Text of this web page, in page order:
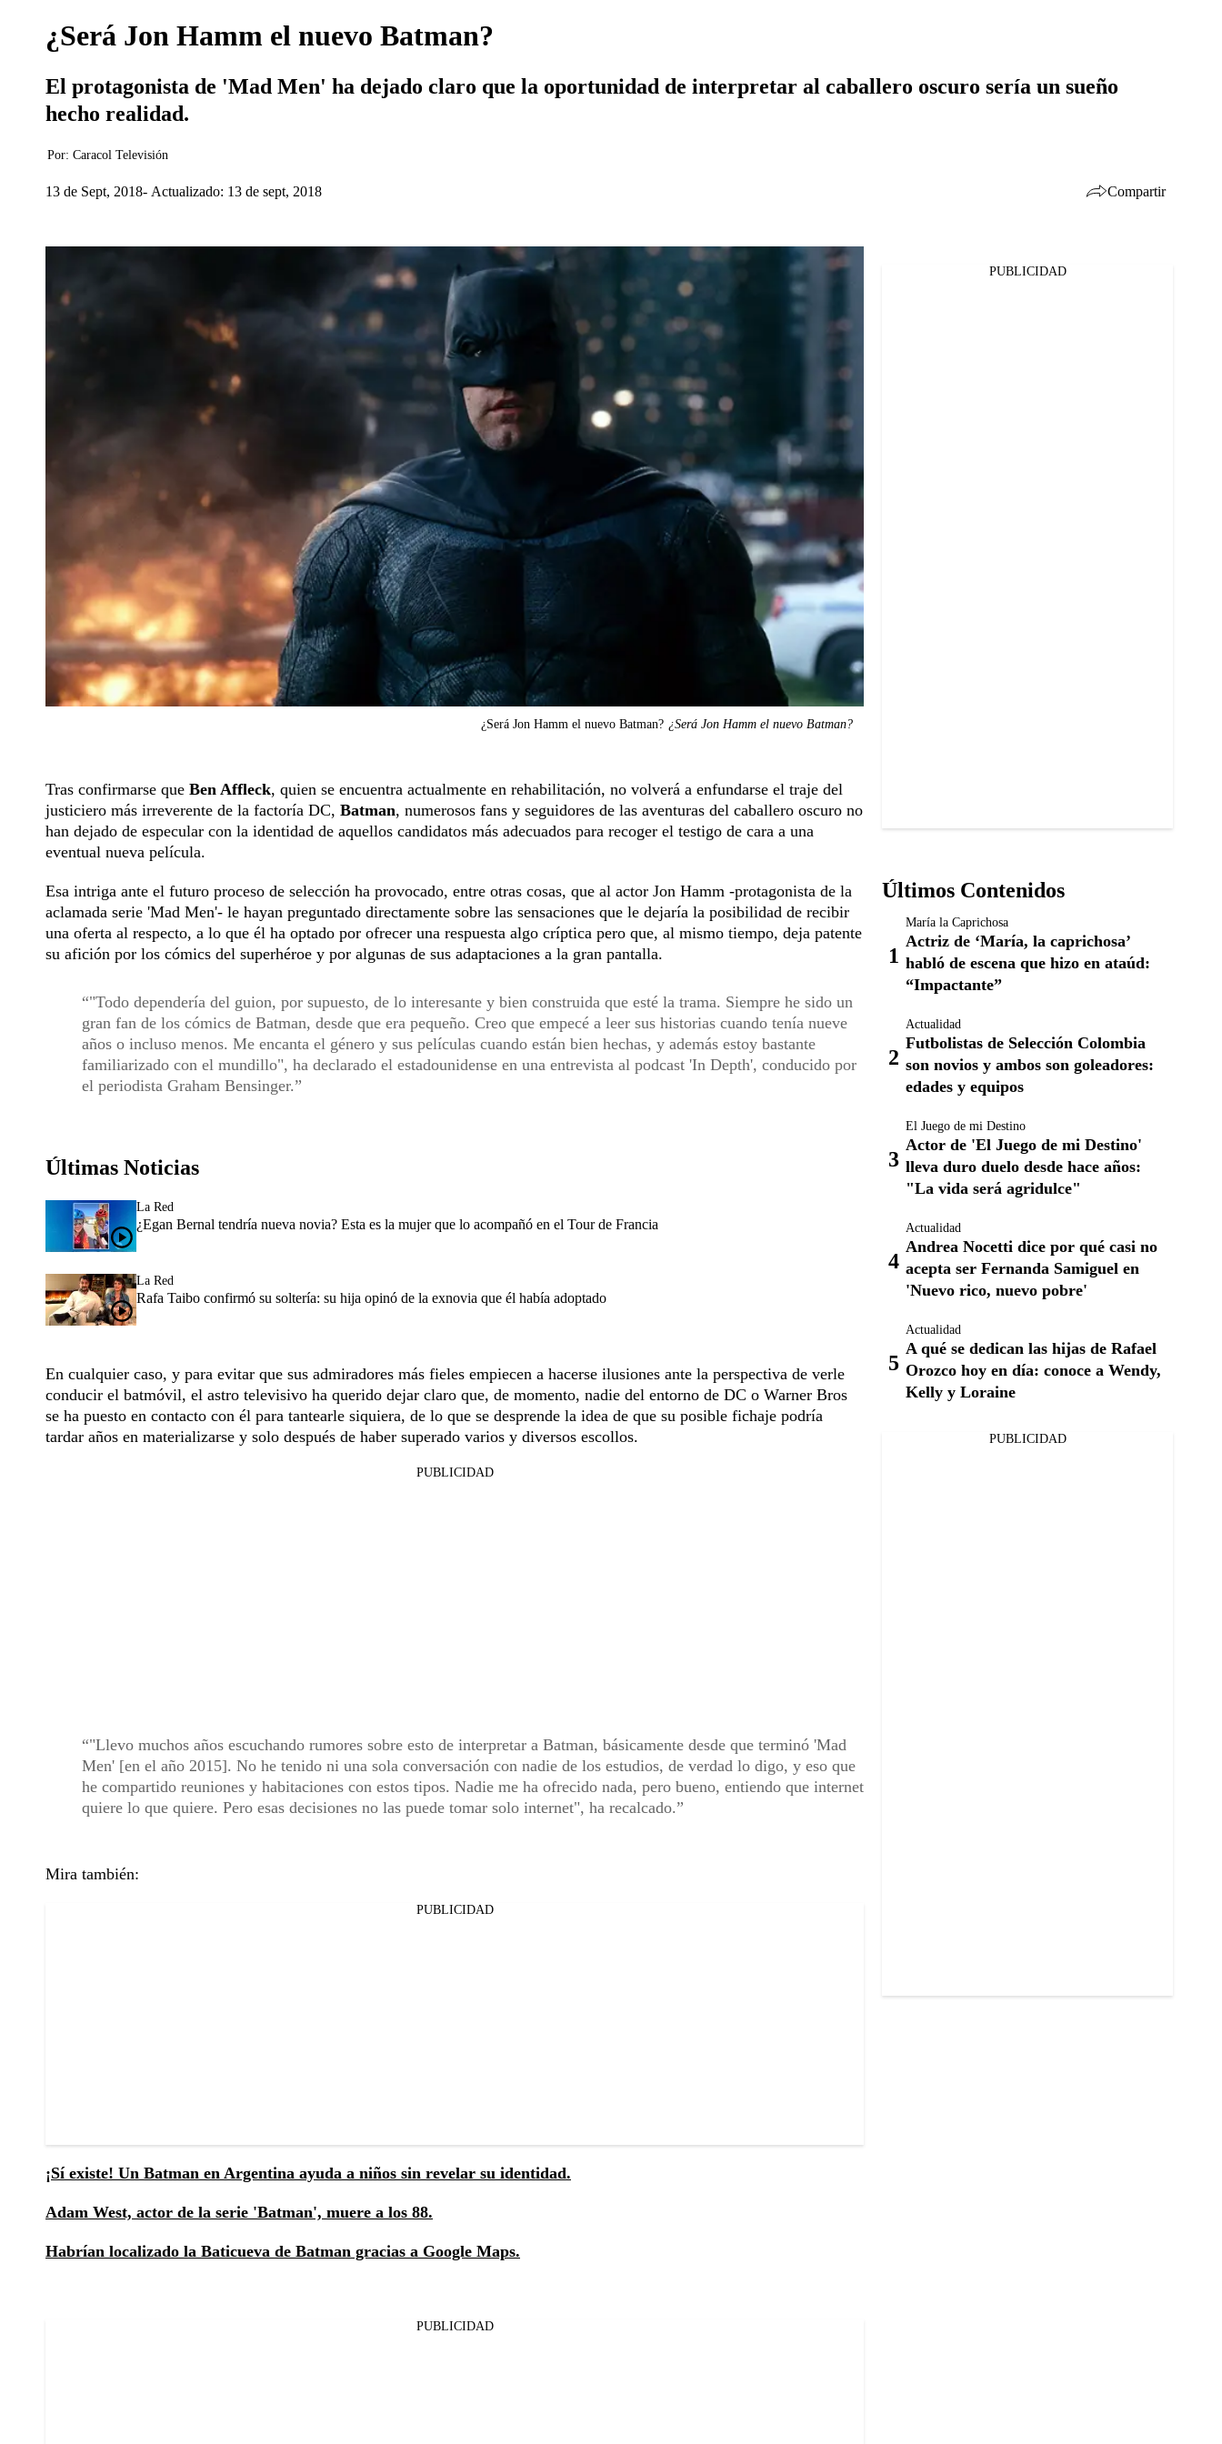
¿Será Jon Hamm el nuevo Batman?
El protagonista de 'Mad Men' ha dejado claro que la oportunidad de interpretar al caballero oscuro sería un sueño
hecho realidad.
Por: Caracol Televisión
13 de Sept, 2018 Actualizado: 13 de sept, 2018 Compartir
¿Será Jon Hamm el nuevo Batman? ¿Será Jon Hamm el nuevo Batman?
Tras confirmarse que Ben Affleck, quien se encuentra actualmente en rehabilitación, no volverá a enfundarse el traje del
justiciero más irreverente de la factoría DC, Batman, numerosos fans y seguidores de las aventuras del caballero oscuro no
han dejado de especular con la identidad de aquellos candidatos más adecuados para recoger el testigo de cara a una
eventual nueva película.
Esa intriga ante el futuro proceso de selección ha provocado, entre otras cosas, que al actor Jon Hamm -protagonista de la
aclamada serie 'Mad Men'- le hayan preguntado directamente sobre las sensaciones que le dejaría la posibilidad de recibir
una oferta al respecto, a lo que él ha optado por ofrecer una respuesta algo críptica pero que, al mismo tiempo, deja patente
su afición por los cómics del superhéroe y por algunas de sus adaptaciones a la gran pantalla.
"Todo dependería del guion, por supuesto, de lo interesante y bien construida que esté la trama. Siempre he sido un
gran fan de los cómics de Batman, desde que era pequeño. Creo que empecé a leer sus historias cuando tenía nueve
años o incluso menos. Me encanta el género y sus películas cuando están bien hechas, y además estoy bastante
familiarizado con el mundillo", ha declarado el estadounidense en una entrevista al podcast 'In Depth', conducido por
el periodista Graham Bensinger.
Últimas Noticias
La Red
¿Egan Bernal tendría nueva novia? Esta es la mujer que lo acompañó en el Tour de Francia
La Red
Rafa Taibo confirmó su soltería: su hija opinó de la exnovia que él había adoptado
En cualquier caso, y para evitar que sus admiradores más fieles empiecen a hacerse ilusiones ante la perspectiva de verle
conducir el batmóvil, el astro televisivo ha querido dejar claro que, de momento, nadie del entorno de DC o Warner Bros
se ha puesto en contacto con él para tantearle siquiera, de lo que se desprende la idea de que su posible fichaje podría
tardar años en materializarse y solo después de haber superado varios y diversos escollos.
PUBLICIDAD
"Llevo muchos años escuchando rumores sobre esto de interpretar a Batman, básicamente desde que terminó 'Mad
Men' [en el año 2015]. No he tenido ni una sola conversación con nadie de los estudios, de verdad lo digo, y eso que
he compartido reuniones y habitaciones con estos tipos. Nadie me ha ofrecido nada, pero bueno, entiendo que internet
quiere lo que quiere. Pero esas decisiones no las puede tomar solo internet", ha recalcado.
Mira también:
PUBLICIDAD
¡Sí existe! Un Batman en Argentina ayuda a niños sin revelar su identidad.
Adam West, actor de la serie 'Batman', muere a los 88.
Habrían localizado la Baticueva de Batman gracias a Google Maps.
PUBLICIDAD
PUBLICIDAD
Últimos Contenidos
María la Caprichosa
Actriz de ‘María, la caprichosa’
habló de escena que hizo en ataúd:
“Impactante”
Actualidad
Futbolistas de Selección Colombia
son novios y ambos son goleadores:
edades y equipos
El Juego de mi Destino
Actor de 'El Juego de mi Destino'
lleva duro duelo desde hace años:
"La vida será agridulce"
Actualidad
Andrea Nocetti dice por qué casi no
acepta ser Fernanda Samiguel en
'Nuevo rico, nuevo pobre'
Actualidad
A qué se dedican las hijas de Rafael
Orozco hoy en día: conoce a Wendy,
Kelly y Loraine
PUBLICIDAD